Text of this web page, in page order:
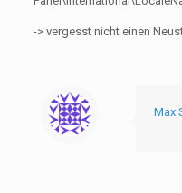
-> vergesst nicht einen
Max